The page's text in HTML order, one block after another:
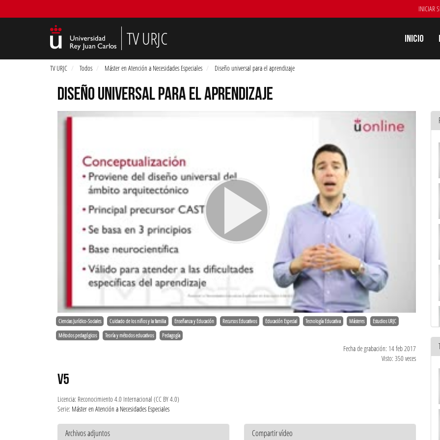
INICIAR
TV URJC Inicio
TV URJC Todos Máster en Atención a Necesidades Especiales Diseño universal para el aprendizaje
DISEÑO UNIVERSAL PARA EL APRENDIZAJE
Ciencias Jurídico-Sociales Cuidado de los niños y la familia Enseñanza y Educación Recursos Educativos Educación Especial Tecnología Educativa Másteres Estudios URJC
Métodos pedagógicos Teoría y métodos educativos Pedagogía
Fecha de grabación: 14 feb 2017
Visto: 350 veces
V5
Licencia: Reconocimiento 4.0 Internacional (CC BY 4.0)
Serie: Máster en Atención a Necesidades Especiales
Archivos adjuntos Compartir vídeo